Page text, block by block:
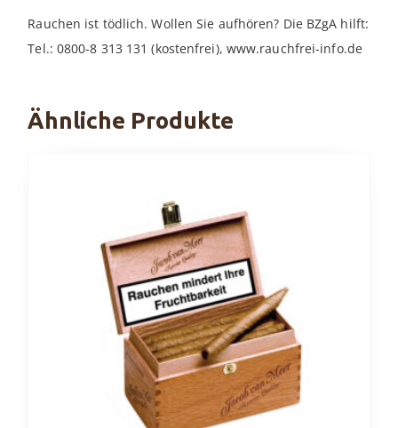
Rauchen ist tödlich. Wollen Sie aufhören? Die BZgA hilft:
Tel.: 0800-8 313 131 (kostenfrei), www.rauchfrei-info.de
Ähnliche Produkte